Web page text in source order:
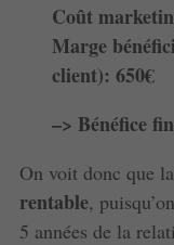
Coût
Marge
client): 650€
–> Bénéfice
On voit donc que
rentable,
5 années de la